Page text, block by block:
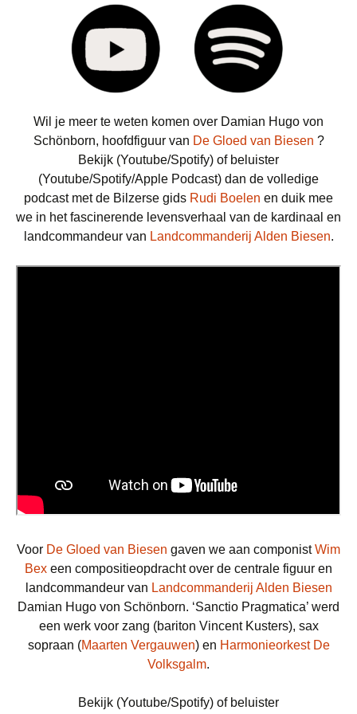
Wil je meer te weten komen over Damian Hugo von
Schönborn, hoofdfiguur van De Gloed van Biesen ?
Bekijk (Youtube/Spotify) of beluister
(Youtube/Spotify/Apple Podcast) dan de volledige
podcast met de Bilzerse gids Rudi Boelen en duik mee
we in het fascinerende levensverhaal van de kardinaal en
landcommandeur van Landcommanderij Alden Biesen.
Voor De Gloed van Biesen gaven we aan componistWim
Bex een compositieopdracht over de centrale figuur en
landcommandeur van Landcommanderij Alden Biesen
Damian Hugo von Schönborn. ‘Sanctio Pragmatica’ werd
een werk voor zang (bariton Vincent Kusters), sax
sopraan (Maarten Vergauwen) en Harmonieorkest De
Volksgalm.
Bekijk (Youtube/Spotify) of beluister